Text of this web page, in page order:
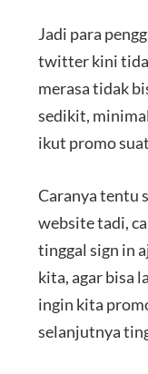
Jadi para
twitter kini
merasa tidak
sedikit,
ikut promo
Caranya tentu
website tadi,
tinggal sign in
kita, agar bisa
ingin kita
selanjutnya